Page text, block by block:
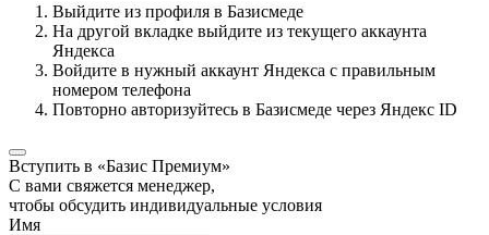
Выйдите из профиля в Базисмеде
На другой вкладке выйдите из текущего аккаунта
Яндекса
Войдите в нужный аккаунт Яндекса с правильным
номером телефона
Повторно авторизуйтесь в Базисмеде через Яндекс ID
Вступить в «Базис Премиум»
С вами свяжется менеджер,
чтобы обсудить индивидуальные условия
Имя